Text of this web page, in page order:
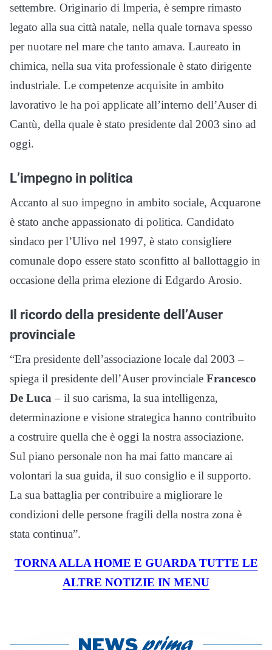
settembre. Originario di Imperia, è sempre rimasto
legato alla sua città natale, nella quale tornava spesso
per nuotare nel mare che tanto amava. Laureato in
chimica, nella sua vita professionale è stato dirigente
industriale. Le competenze acquisite in ambito
lavorativo le ha poi applicate all’interno dell’Auser di
Cantù, della quale è stato presidente dal 2003 sino ad
oggi.
L’impegno in politica
Accanto al suo impegno in ambito sociale, Acquarone
è stato anche appassionato di politica. Candidato
sindaco per l’Ulivo nel 1997, è stato consigliere
comunale dopo essere stato sconfitto al ballottaggio in
occasione della prima elezione di Edgardo Arosio.
Il ricordo della presidente dell’Auser
provinciale
“Era presidente dell’associazione locale dal 2003 –
spiega il presidente dell’Auser provinciale Francesco
De Luca – il suo carisma, la sua intelligenza,
determinazione e visione strategica hanno contribuito
a costruire quella che è oggi la nostra associazione.
Sul piano personale non ha mai fatto mancare ai
volontari la sua guida, il suo consiglio e il supporto.
La sua battaglia per contribuire a migliorare le
condizioni delle persone fragili della nostra zona è
stata continua”.
TORNA ALLA HOME E GUARDA TUTTE LE
ALTRE NOTIZIE IN MENU